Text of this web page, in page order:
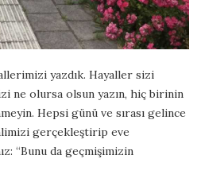
yazdık. Hayaller sizi
ne olursa olsun yazın, hiç birinin
Hepsi günü ve sırası gelince
gerçekleştirip eve
“Bunu da geçmişimizin